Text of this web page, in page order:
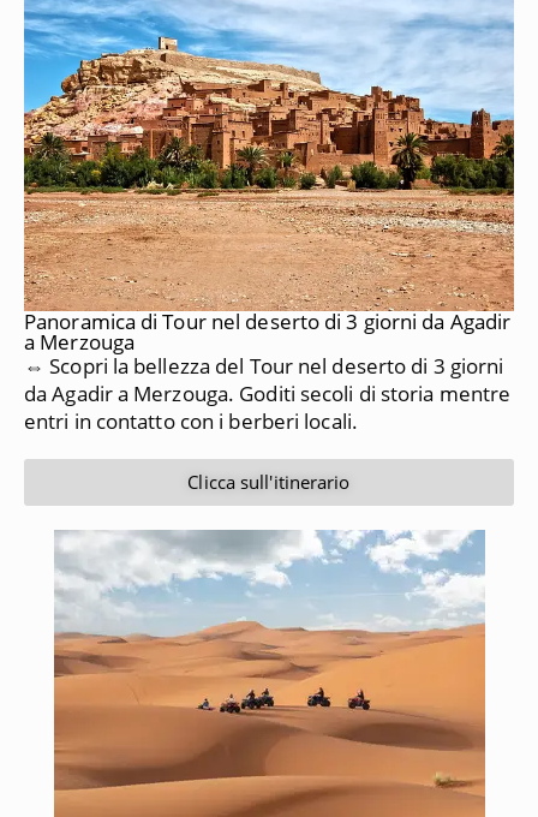
Panoramica di Tour nel deserto di 3 giorni da Agadir
a Merzouga
⇔ Scopri la bellezza del Tour nel deserto di 3 giorni
da Agadir a Merzouga. Goditi secoli di storia mentre
entri in contatto con i berberi locali.
Clicca sull'itinerario